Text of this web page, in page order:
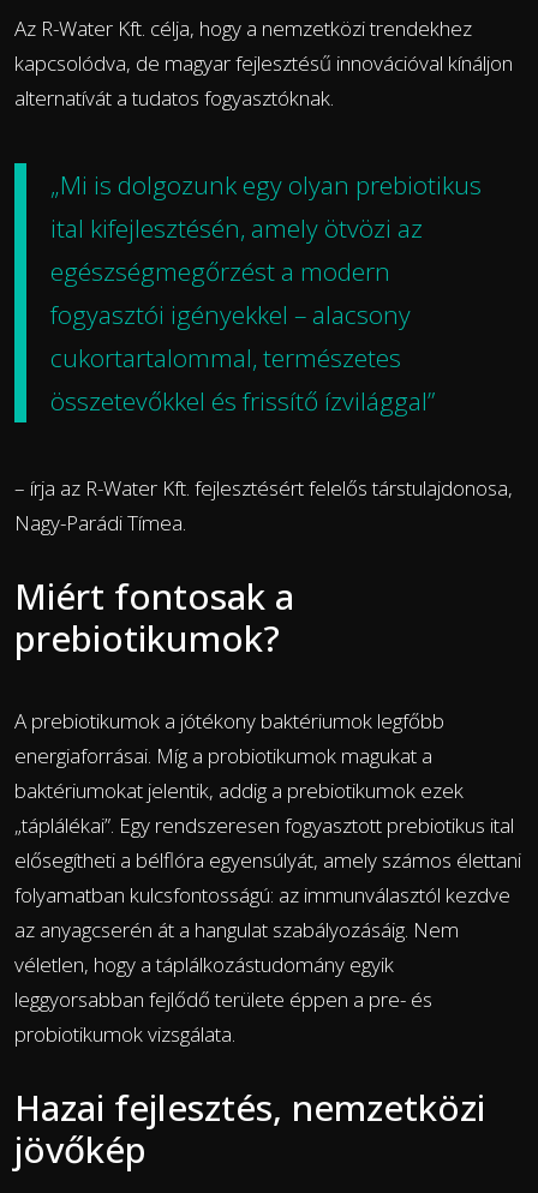
Az R-Water Kft. célja, hogy a nemzetközi trendekhez
kapcsolódva, de magyar fejlesztésű innovációval kínáljon
alternatívát a tudatos fogyasztóknak.
„Mi is dolgozunk egy olyan prebiotikus
ital kifejlesztésén, amely ötvözi az
egészségmegőrzést a modern
fogyasztói igényekkel – alacsony
cukortartalommal, természetes
összetevőkkel és frissítő ízvilággal”
– írja az R-Water Kft. fejlesztésért felelős társtulajdonosa,
Nagy-Parádi Tímea.
Miért fontosak a
prebiotikumok?
A prebiotikumok a jótékony baktériumok legfőbb
energiaforrásai. Míg a probiotikumok magukat a
baktériumokat jelentik, addig a prebiotikumok ezek
„táplálékai”. Egy rendszeresen fogyasztott prebiotikus ital
elősegítheti a bélflóra egyensúlyát, amely számos élettani
folyamatban kulcsfontosságú: az immunválasztól kezdve
az anyagcserén át a hangulat szabályozásáig. Nem
véletlen, hogy a táplálkozástudomány egyik
leggyorsabban fejlődő területe éppen a pre- és
probiotikumok vizsgálata.
Hazai fejlesztés, nemzetközi
jövőkép